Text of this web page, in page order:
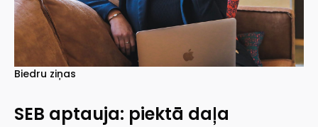
Biedru ziņas
SEB aptauja: piektā daļa